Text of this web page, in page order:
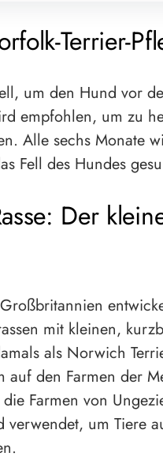
Terrier-
um den Hund vor
empfohlen, um zu
Alle sechs Monate
Fell des Hundes
Der
mit kleinen,
als Norwich
den Farmen der
Farmen von
um Tiere